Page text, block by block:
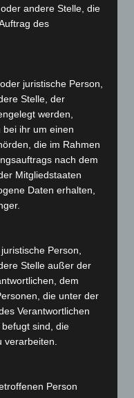
andere Stelle, die
des
juristische Person,
Stelle, der
werden,
bei ihr um einen
die im Rahmen
nach dem
Mitgliedstaaten
Daten erhalten,
Person,
Stelle außer der
dem
die unter der
Verantwortlichen
sind, die
verarbeiten.
Person